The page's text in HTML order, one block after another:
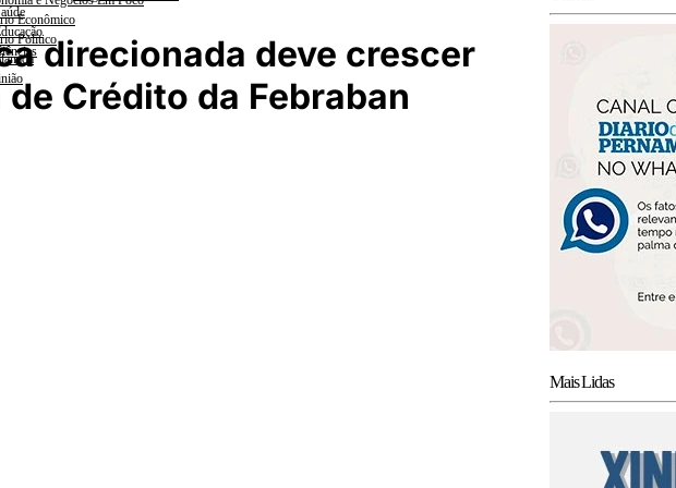
Econômico
Políticodirecionada deve crescer
Crédito da Febraban
Mais Lidas